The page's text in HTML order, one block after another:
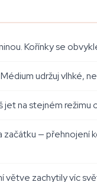
Kořínky se
udržuj vlhké,
na stejném režimu
začátku — přehnojení
větve zachytily víc